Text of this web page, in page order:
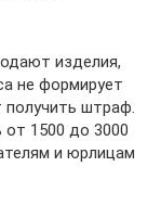
изделия,
не формирует
получить штраф.
1500 до 3000
и юрлицам